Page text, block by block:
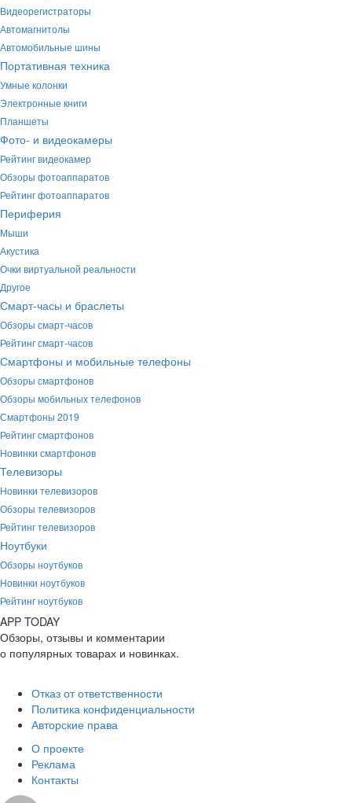
Видеорегистраторы
Автомагнитолы
Автомобильные шины
Портативная техника
Умные колонки
Электронные книги
Планшеты
Фото- и видеокамеры
Рейтинг видеокамер
Обзоры фотоаппаратов
Рейтинг фотоаппаратов
Периферия
Мыши
Акустика
Очки виртуальной реальности
Другое
Смарт-часы и браслеты
Обзоры смарт-часов
Рейтинг смарт-часов
Смартфоны и мобильные телефоны
Обзоры смартфонов
Обзоры мобильных телефонов
Смартфоны 2019
Рейтинг смартфонов
Новинки смартфонов
Телевизоры
Новинки телевизоров
Обзоры телевизоров
Рейтинг телевизоров
Ноутбуки
Обзоры ноутбуков
Новинки ноутбуков
Рейтинг ноутбуков
APP TODAY
Обзоры, отзывы и комментарии
о популярных товарах и новинках.
Отказ от ответственности
Политика конфиденциальности
Авторские права
О проекте
Реклама
Контакты